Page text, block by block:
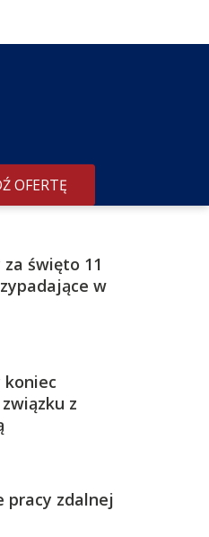
OFERTĘ
święto 11
w
z
pracy zdalnej